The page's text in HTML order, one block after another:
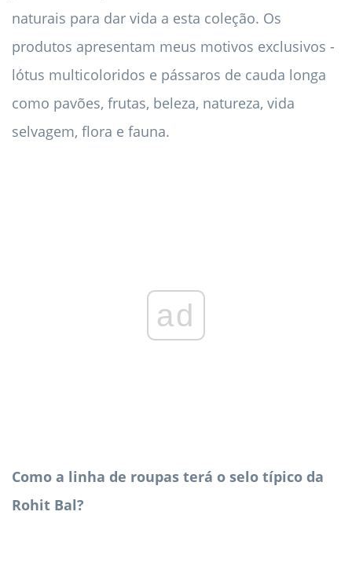
naturais para dar vida a esta coleção. Os
produtos apresentam meus motivos exclusivos -
lótus multicoloridos e pássaros de cauda longa
como pavões, frutas, beleza, natureza, vida
selvagem, flora e fauna.
ad
Como a linha de roupas terá o selo típico da
Rohit Bal?